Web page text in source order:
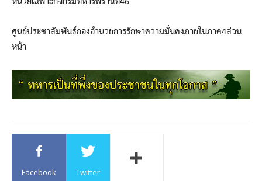
ศูนย์ประชาสัมพันธ์กองอำนวยการรักษาความมั่นคงภายในภาค4ส่วน
หน้า
Facebook Twitter